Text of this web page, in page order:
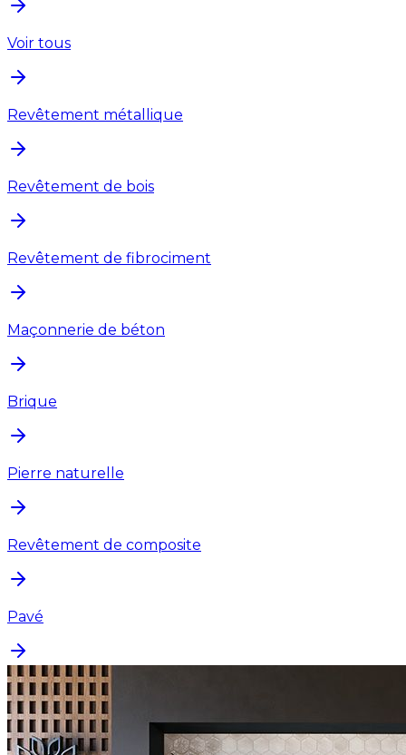
Voir tous
Revêtement métallique
Revêtement de bois
Revêtement de fibrociment
Maçonnerie de béton
Brique
Pierre naturelle
Revêtement de composite
Pavé